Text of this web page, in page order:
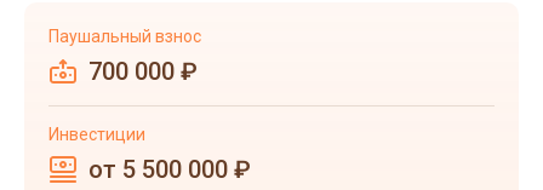
Паушальный взнос
700 000 ₽
Инвестиции
от 5 500 000 ₽